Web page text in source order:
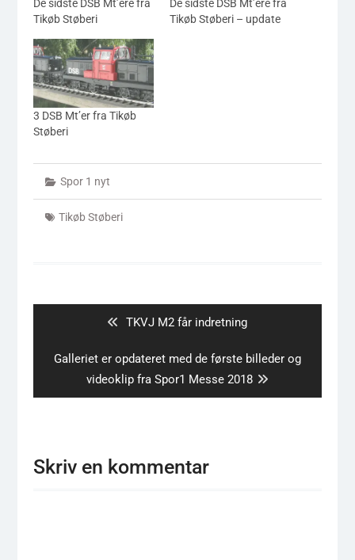
De sidste DSB Mt’ere fra
Tikøb Støberi
De sidste DSB Mt’ere fra
Tikøb Støberi – update
3 DSB Mt’er fra Tikøb
Støberi
Spor 1 nyt
Tikøb Støberi
Previous
TKVJ M2 får indretning
Next
Galleriet er opdateret med de første billeder og
videoklip fra Spor1 Messe 2018
Skriv en kommentar